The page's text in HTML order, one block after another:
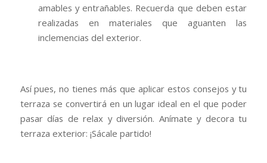
amables y entrañables. Recuerda que deben estar
realizadas en materiales que aguanten las
inclemencias del exterior.
Así pues, no tienes más que aplicar estos consejos y tu
terraza se convertirá en un lugar ideal en el que poder
pasar días de relax y diversión. Anímate y decora tu
terraza exterior: ¡Sácale partido!